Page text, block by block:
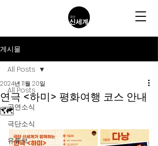
게시물
All Posts
공연소식
극단소식
유튜브
All Posts
연극 <하미> 평화여행 코스 안내
🗺️
2024년 11월 20일